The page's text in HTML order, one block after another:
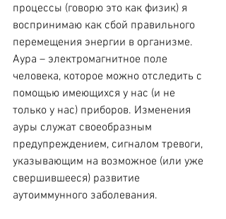
процессы (говорю это как физик) я
воспринимаю как сбой правильного
перемещения энергии в организме.
Аура – электромагнитное поле
человека, которое можно отследить с
помощью имеющихся у нас (и не
только у нас) приборов. Изменения
ауры служат своеобразным
предупреждением, сигналом тревоги,
указывающим на возможное (или уже
свершившееся) развитие
аутоиммунного заболевания.